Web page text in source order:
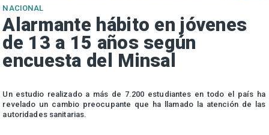
NACIONAL
Alarmante hábito en jóvenes
de 13 a 15 años según
encuesta del Minsal
Un estudio realizado a más de 7.200 estudiantes en todo el país ha
revelado un cambio preocupante que ha llamado la atención de las
autoridades sanitarias.